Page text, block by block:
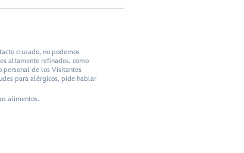
cruzado, no podemos
altamente refinados, como
personal de los Visitantes
para alérgicos, pide hablar
alimentos.